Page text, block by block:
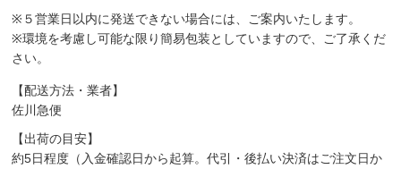
※５営業日以内に発送できない場合には、ご案内いたします。
※環境を考慮し可能な限り簡易包装としていますので、ご了承くだ
さい。
【配送方法・業者】
佐川急便
【出荷の目安】
約5日程度（入金確認日から起算。代引・後払い決済はご注文日か